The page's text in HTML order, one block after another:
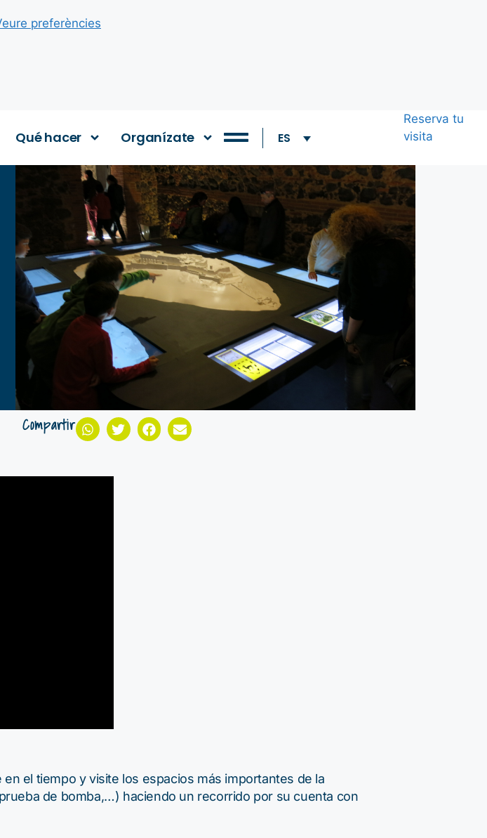
preferències
Qué hacer Organízate ES
Reserva tu
visita
Compartir
en el tiempo y visite los espacios más importantes de la
de bomba,…) haciendo un recorrido por su cuenta con